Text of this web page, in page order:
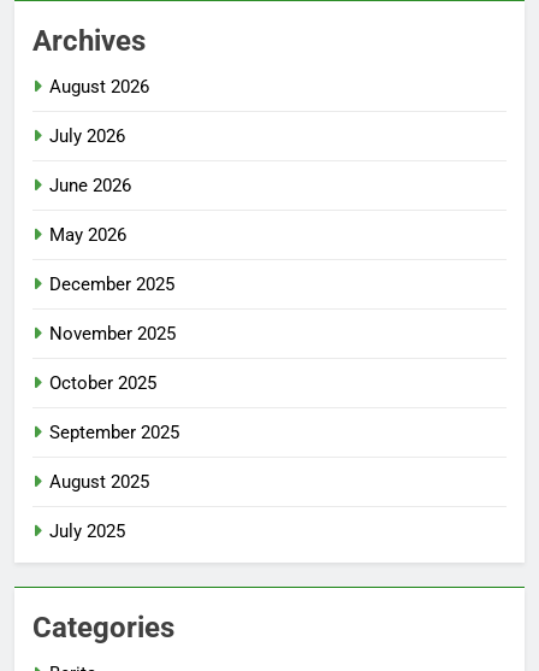
Archives
August 2026
July 2026
June 2026
May 2026
December 2025
November 2025
October 2025
September 2025
August 2025
July 2025
Categories